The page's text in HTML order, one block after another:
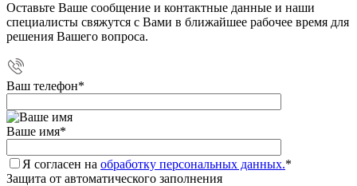
Оставьте Ваше сообщение и контактные данные и наши
специалисты свяжутся с Вами в ближайшее рабочее время для
решения Вашего вопроса.
Ваш телефон*
Ваше имя*
Я согласен на обработку персональных данных.*
Защита от автоматического заполнения